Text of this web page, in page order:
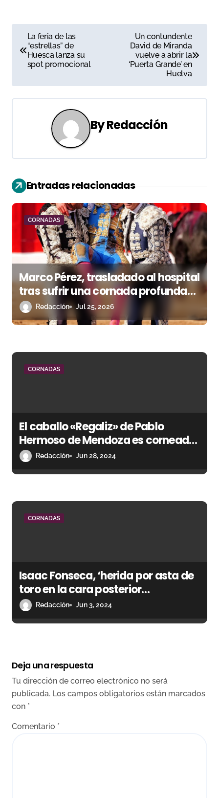
a
e
c
i
ó
n
e
e
n
t
a
La feria de las
“estrellas” de
Huesca lanza su
spot promocional
Un contundente
David de Miranda
vuelve a abrir la
‘Puerta Grande’ en
Huelva
ByRedacción
Entradas relacionadas
CORNADAS
Marco Pérez, trasladado al hospital
tras sufrir una cornada profunda
con dos trayectorias en el muslo
derecho
Redacción Jul 25, 2026
CORNADAS
El caballo «Regaliz» de Pablo
Hermoso de Mendoza es corneado
en Algeciras
Redacción Jun 28, 2024
CORNADAS
Isaac Fonseca, ‘herida por asta de
toro en la cara posterior
hemotórax izquierdo con una
Redacción Jun 3, 2024
Deja una respuesta
Tu dirección de correo electrónico no será
publicada. Los campos obligatorios están marcados
con *
Comentario *